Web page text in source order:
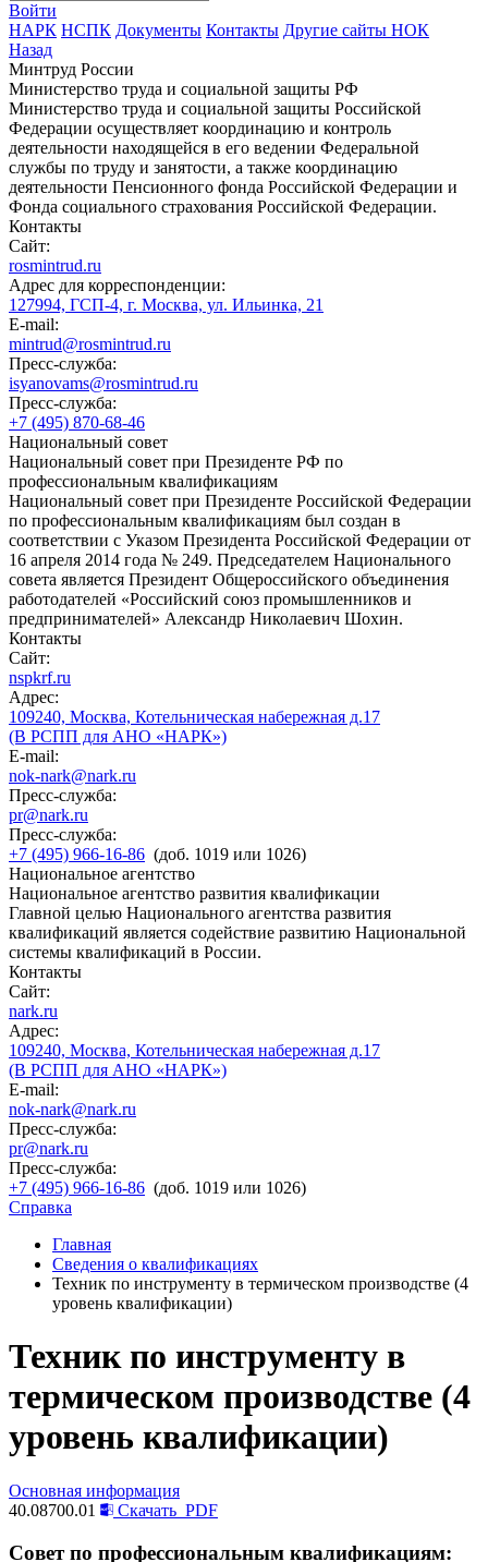
Войти
НАРК НСПК Документы Контакты Другие сайты НОК
Назад
Минтруд России
Министерство труда и социальной защиты РФ
Министерство труда и социальной защиты Российской
Федерации осуществляет координацию и контроль
деятельности находящейся в его ведении Федеральной
службы по труду и занятости, а также координацию
деятельности Пенсионного фонда Российской Федерации и
Фонда социального страхования Российской Федерации.
Контакты
Сайт:
rosmintrud.ru
Адрес для корреспонденции:
127994, ГСП-4, г. Москва, ул. Ильинка, 21
E-mail:
mintrud@rosmintrud.ru
Пресс-служба:
isyanovams@rosmintrud.ru
Пресс-служба:
+7 (495) 870-68-46
Национальный совет
Национальный совет при Президенте РФ по
профессиональным квалификациям
Национальный совет при Президенте Российской Федерации
по профессиональным квалификациям был создан в
соответствии с Указом Президента Российской Федерации от
16 апреля 2014 года № 249. Председателем Национального
совета является Президент Общероссийского объединения
работодателей «Российский союз промышленников и
предпринимателей» Александр Николаевич Шохин.
Контакты
Сайт:
nspkrf.ru
Адрес:
109240, Москва, Котельническая набережная д.17
(В РСПП для АНО «НАРК»)
E-mail:
nok-nark@nark.ru
Пресс-служба:
pr@nark.ru
Пресс-служба:
+7 (495) 966-16-86 (доб. 1019 или 1026)
Национальное агентство
Национальное агентство развития квалификации
Главной целью Национального агентства развития
квалификаций является содействие развитию Национальной
системы квалификаций в России.
Контакты
Сайт:
nark.ru
Адрес:
109240, Москва, Котельническая набережная д.17
(В РСПП для АНО «НАРК»)
E-mail:
nok-nark@nark.ru
Пресс-служба:
pr@nark.ru
Пресс-служба:
+7 (495) 966-16-86 (доб. 1019 или 1026)
Справка
Главная
Сведения о квалификациях
Техник по инструменту в термическом производстве (4
уровень квалификации)
Техник по инструменту в
термическом производстве (4
уровень квалификации)
Основная информация
40.08700.01
Скачать PDF
Совет по профессиональным квалификациям: